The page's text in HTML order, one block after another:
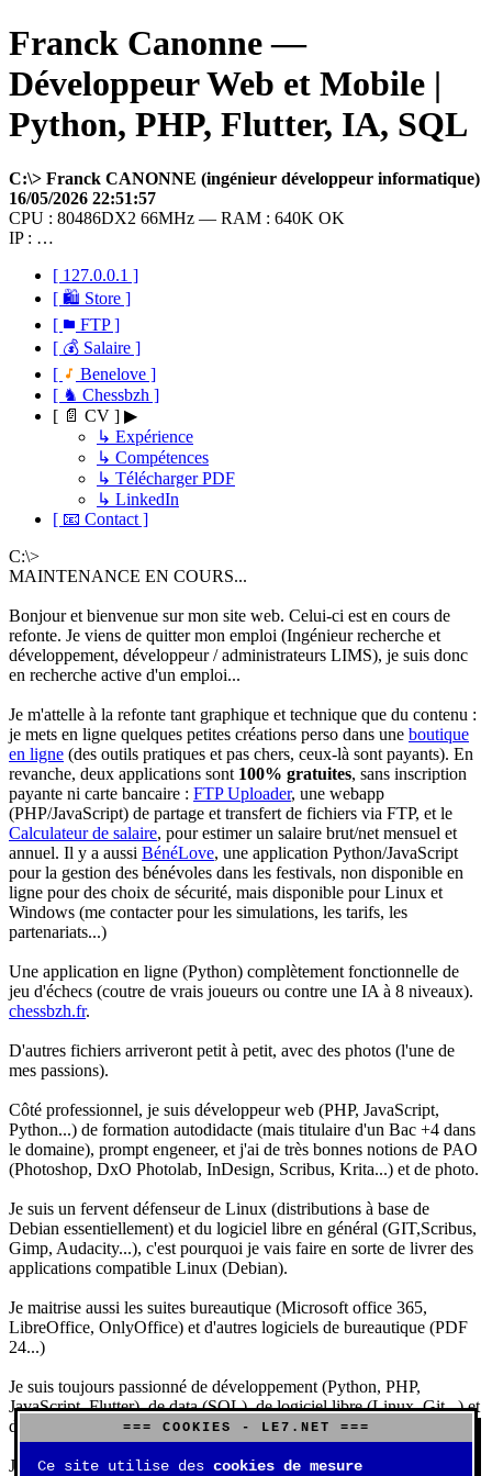
Franck Canonne —
Développeur Web et Mobile |
Python, PHP, Flutter, IA, SQL
C:\> Franck CANONNE (ingénieur développeur informatique)
16/05/2026 22:51:57
CPU : 80486DX2 66MHz — RAM : 640K OK
IP : …
[ 127.0.0.1 ]
[ 🛍 Store ]
[
FTP ]
[ 💰 Salaire ]
[
Benelove ]
[ ♞ Chessbzh ]
[ 📄 CV ] ▶
↳ Expérience
↳ Compétences
↳ Télécharger PDF
↳ LinkedIn
[ 📧 Contact ]
C:\>
MAINTENANCE EN COURS...
Bonjour et bienvenue sur mon site web. Celui-ci est en cours de
refonte. Je viens de quitter mon emploi (Ingénieur recherche et
développement, développeur / administrateurs LIMS), je suis donc
en recherche active d'un emploi...
Je m'attelle à la refonte tant graphique et technique que du contenu :
je mets en ligne quelques petites créations perso dans une boutique
en ligne (des outils pratiques et pas chers, ceux-là sont payants). En
revanche, deux applications sont 100% gratuites, sans inscription
payante ni carte bancaire : FTP Uploader, une webapp
(PHP/JavaScript) de partage et transfert de fichiers via FTP, et le
Calculateur de salaire, pour estimer un salaire brut/net mensuel et
annuel. Il y a aussi BénéLove, une application Python/JavaScript
pour la gestion des bénévoles dans les festivals, non disponible en
ligne pour des choix de sécurité, mais disponible pour Linux et
Windows (me contacter pour les simulations, les tarifs, les
partenariats...)
Une application en ligne (Python) complètement fonctionnelle de
jeu d'échecs (coutre de vrais joueurs ou contre une IA à 8 niveaux).
chessbzh.fr.
D'autres fichiers arriveront petit à petit, avec des photos (l'une de
mes passions).
Côté professionnel, je suis développeur web (PHP, JavaScript,
Python...) de formation autodidacte (mais titulaire d'un Bac +4 dans
le domaine), prompt engeneer, et j'ai de très bonnes notions de PAO
(Photoshop, DxO Photolab, InDesign, Scribus, Krita...) et de photo.
Je suis un fervent défenseur de Linux (distributions à base de
Debian essentiellement) et du logiciel libre en général (GIT,Scribus,
Gimp, Audacity...), c'est pourquoi je vais faire en sorte de livrer des
applications compatible Linux (Debian).
Je maitrise aussi les suites bureautique (Microsoft office 365,
LibreOffice, OnlyOffice) et d'autres logiciels de bureautique (PDF
24...)
Je suis toujours passionné de développement (Python, PHP,
JavaScript, Flutter), de data (SQL), de logiciel libre (Linux, Git...) et
d'IA (principalement Claude et DeepSeek).
J'aime jouer, surtout aux jeux de sociétés (Risk, Uno, Scrabble...),
=== COOKIES - LE7.NET ===
Ce site utilise des cookies de mesure